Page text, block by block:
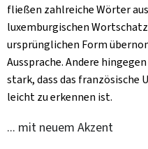
fließen zahlreiche Wörter
luxemburgischen
ursprünglichen Form
Aussprache. Andere
stark, dass das
leicht zu erkennen ist.
... mit neuem Akzent